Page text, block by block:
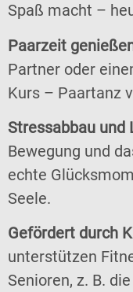
Spaß macht –
Paarzeit
Partner oder
Kurs – Paartanz
Stressabbau und
Bewegung und
echte
Seele.
Gefördert durch
unterstützen
Senioren, z. B. die